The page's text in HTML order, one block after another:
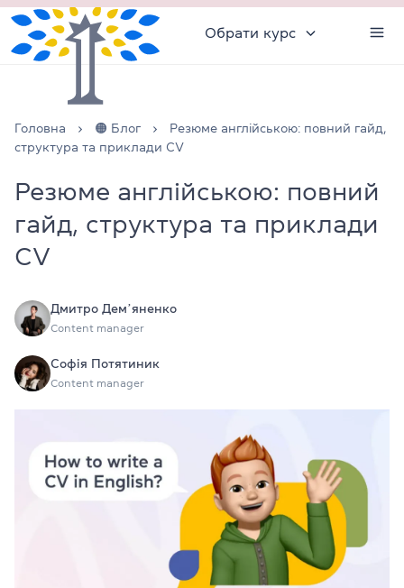
Обрати курс
Головна 🟠 Блог
Резюме англійською: повний гайд,
структура та приклади CV
Резюме англійською: повний
гайд, структура та приклади
CV
Дмитро Демʼяненко
Content manager
Софія Потятиник
Content manager